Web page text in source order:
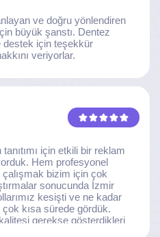
ve doğru yönlendiren
büyük şanstı. Dentez
destek için teşekkür
veriyorlar.
için etkili bir reklam
Hem profesyonel
bizim için çok
sonucunda İzmir
kesişti ve ne kadar
kısa sürede gördük.
gerekse gösterdikleri